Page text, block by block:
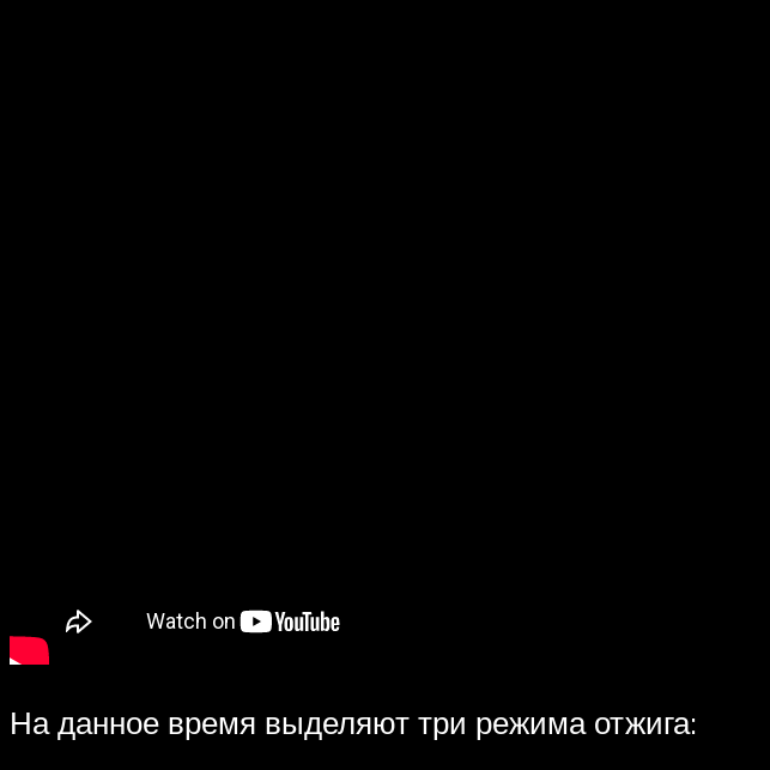
На данное время выделяют три режима отжига: